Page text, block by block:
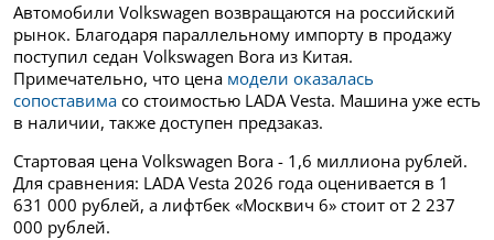
Автомобили Volkswagen возвращаются на российский
рынок. Благодаря параллельному импорту в продажу
поступил седан Volkswagen Bora из Китая.
Примечательно, что цена модели оказалась
сопоставима со стоимостью LADA Vesta. Машина уже есть
в наличии, также доступен предзаказ.
Стартовая цена Volkswagen Bora - 1,6 миллиона рублей.
Для сравнения: LADA Vesta 2026 года оценивается в 1
631 000 рублей, а лифтбек «Москвич 6» стоит от 2 237
000 рублей.